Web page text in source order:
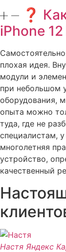
❓
iPhone
плохая идея.
модули и
при небольшом
оборудования,
опыта можно
туда, где не
специалистам,
многолетняя
устройство,
качественный
Настя Яндекс